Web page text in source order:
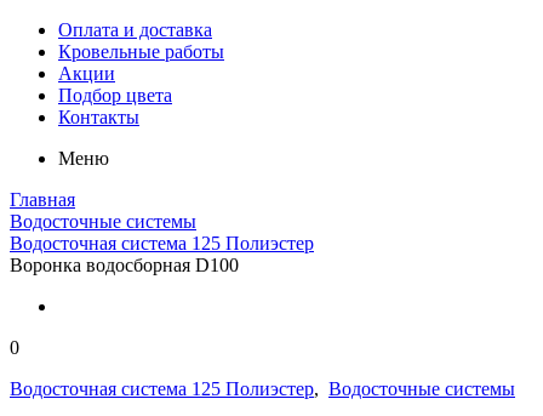
Оплата и доставка
Кровельные работы
Акции
Подбор цвета
Контакты
Меню
Главная
Водосточные системы
Водосточная система 125 Полиэстер
Воронка водосборная D100
0
Водосточная система 125 Полиэстер, Водосточные системы